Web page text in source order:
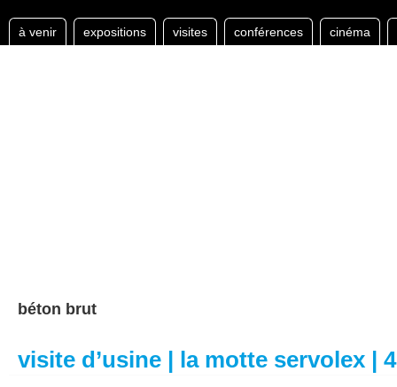
à venir expositions visites conférences cinéma
béton brut
visite d’usine | la motte servolex |